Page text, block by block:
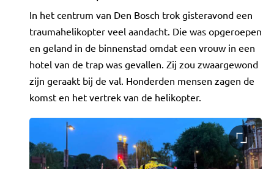
In het centrum van Den Bosch trok gisteravond een
traumahelikopter veel aandacht. Die was opgeroepen
en geland in de binnenstad omdat een vrouw in een
hotel van de trap was gevallen. Zij zou zwaargewond
zijn geraakt bij de val. Honderden mensen zagen de
komst en het vertrek van de helikopter.